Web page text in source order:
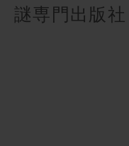
謎専門出版社